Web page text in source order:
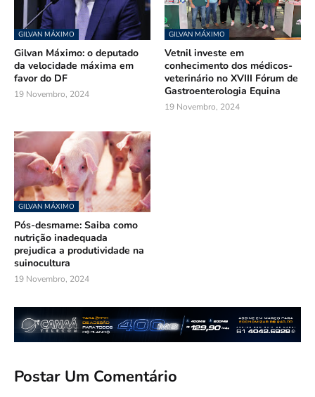
GILVAN MÁXIMO
Gilvan Máximo: o deputado
da velocidade máxima em
favor do DF
19 Novembro, 2024
GILVAN MÁXIMO
Vetnil investe em
conhecimento dos médicos-
veterinário no XVIII Fórum de
Gastroenterologia Equina
19 Novembro, 2024
GILVAN MÁXIMO
Pós-desmame: Saiba como
nutrição inadequada
prejudica a produtividade na
suinocultura
19 Novembro, 2024
Postar Um Comentário